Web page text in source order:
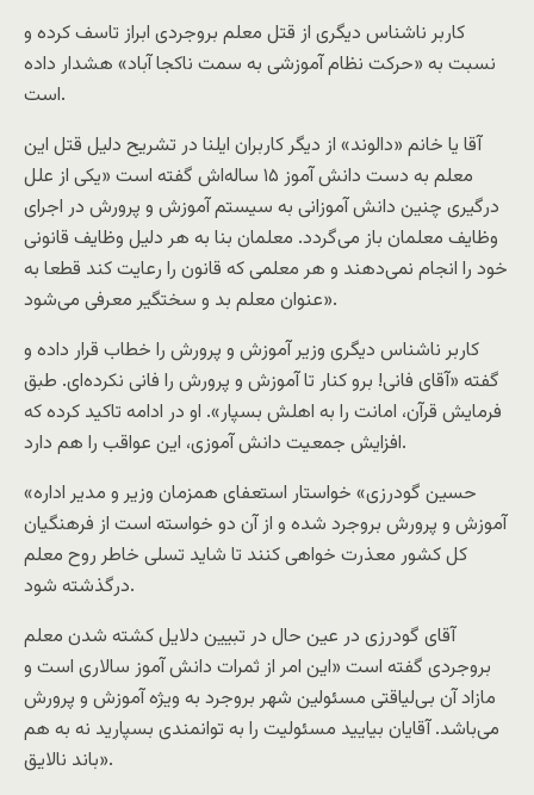
کاربر نا‌شناس دیگری از قتل معلم بروجردی ابراز تاسف کرده و
نسبت به «حرکت نظام آموزشی به سمت ناکجا آباد» هشدار داده
است.
آقا یا خانم «دالوند» از دیگر کاربران ایلنا در تشریح دلیل قتل این
معلم به دست دانش آموز ۱۵ ساله‌اش گفته است «یکی از علل
درگیری چنین دانش آموزانی به سیستم آموزش و پرورش در اجرای
وظایف معلمان باز می‌گردد. معلمان بنا به هر دلیل وظایف قانونی
خود را انجام نمی‌دهند و هر معلمی که قانون را رعایت کند قطعا به
عنوان معلم بد و سختگیر معرفی می‌شود».
کاربر نا‌شناس دیگری وزیر آموزش و پرورش را خطاب قرار داده و
گفته «آقای فانی! برو کنار تا آموزش و پرورش را فانی نکرده‌ای. طبق
فرمایش قرآن، امانت را به اهلش بسپار». او در ادامه تاکید کرده که
افزایش جمعیت دانش آموزی، این عواقب را هم دارد.
«حسین گودرزی» خواستار استعفای همزمان وزیر و مدیر اداره
آموزش و پرورش بروجرد شده و از آن دو خواسته است از فرهنگیان
کل کشور معذرت خواهی کنند تا شاید تسلی خاطر روح معلم
درگذشته شود.
آقای گودرزی در عین حال در تبیین دلایل کشته شدن معلم
بروجردی گفته است «این امر از ثمرات دانش آموز سالاری است و
مازاد آن بی‌لیاقتی مسئولین شهر بروجرد به ویژه آموزش و پرورش
می‌باشد. آقایان بیایید مسئولیت را به توانمندی بسپارید نه به هم
باند نالایق».